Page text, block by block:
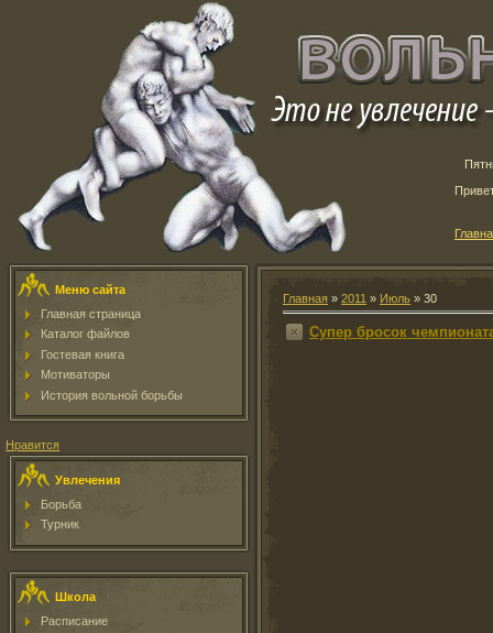
Меню сайта
Главная страница
Каталог файлов
Гостевая книга
Мотиваторы
История вольной борьбы
Нравится
Увлечения
Борьба
Турник
Школа
Расписание
Главная » 2011 » Июль » 30
Супер бросок